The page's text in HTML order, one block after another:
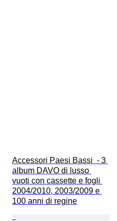
Accessori Paesi Bassi  - 3
album DAVO di lusso
vuoti con cassette e fogli
2004/2010, 2003/2009 e
100 anni di regine